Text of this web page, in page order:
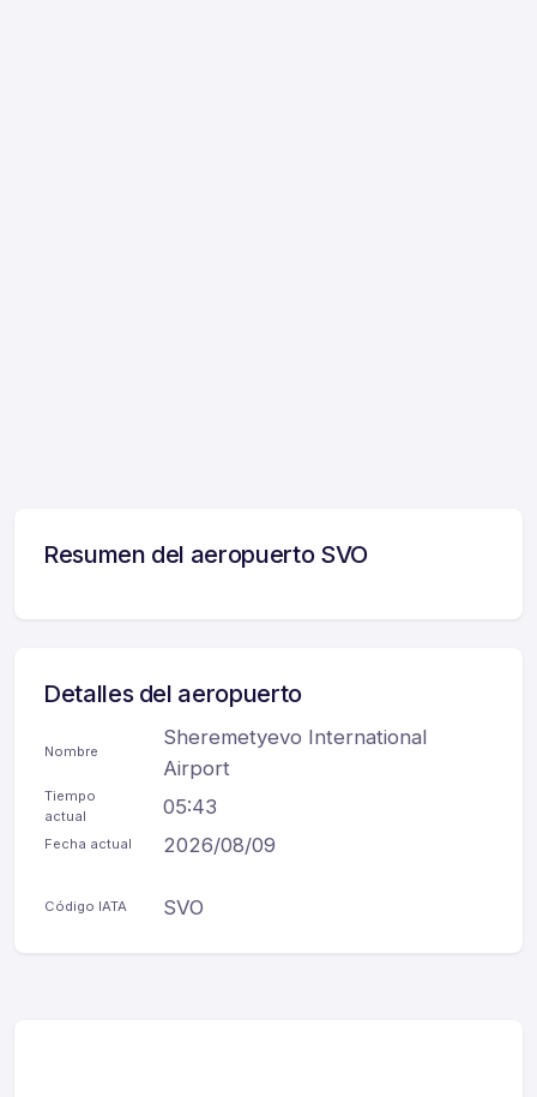
Resumen del aeropuerto SVO
Detalles del aeropuerto
Nombre
Sheremetyevo International
Airport
Tiempo
actual
05:43
Fecha actual 2026/08/09
Código IATA SVO